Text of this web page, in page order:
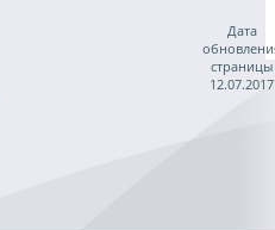
Дата
страницы
12.07.2017